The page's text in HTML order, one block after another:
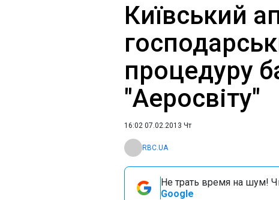
Київський
процедуру
"Аеросвіту"
16:02 07.02.2013 Чт
RBC.UA
Не трать время на шум!
Google